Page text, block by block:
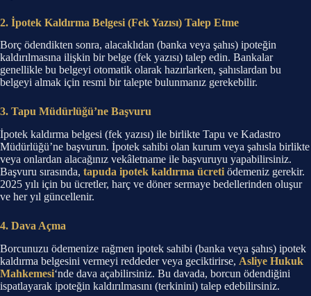
2. İpotek Kaldırma Belgesi (Fek Yazısı) Talep Etme
Borç ödendikten sonra, alacaklıdan (banka veya şahıs) ipoteğin
kaldırılmasına ilişkin bir belge (fek yazısı) talep edin. Bankalar
genellikle bu belgeyi otomatik olarak hazırlarken, şahıslardan bu
belgeyi almak için resmi bir talepte bulunmanız gerekebilir.
3. Tapu Müdürlüğü’ne Başvuru
İpotek kaldırma belgesi (fek yazısı) ile birlikte Tapu ve Kadastro
Müdürlüğü’ne başvurun. İpotek sahibi olan kurum veya şahısla birlikte
veya onlardan alacağınız vekâletname ile başvuruyu yapabilirsiniz.
Başvuru sırasında, tapuda ipotek kaldırma ücreti ödemeniz gerekir.
2025 yılı için bu ücretler, harç ve döner sermaye bedellerinden oluşur
ve her yıl güncellenir.
4. Dava Açma
Borcunuzu ödemenize rağmen ipotek sahibi (banka veya şahıs) ipotek
kaldırma belgesini vermeyi reddeder veya geciktirirse, Asliye Hukuk
Mahkemesi‘nde dava açabilirsiniz. Bu davada, borcun ödendiğini
ispatlayarak ipoteğin kaldırılmasını (terkinini) talep edebilirsiniz.